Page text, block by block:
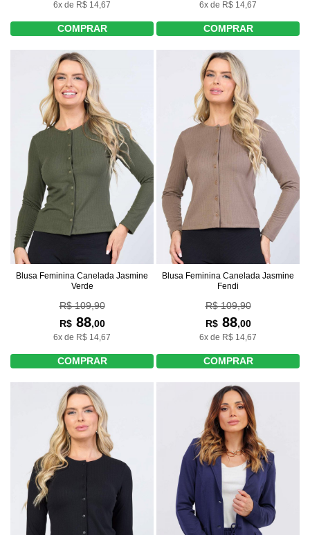
6x de R$ 14,67
COMPRAR
6x de R$ 14,67
COMPRAR
Blusa Feminina Canelada Jasmine
Verde
R$ 109,90
R$88,00
6x de R$ 14,67
COMPRAR
Blusa Feminina Canelada Jasmine
Fendi
R$ 109,90
R$88,00
6x de R$ 14,67
COMPRAR